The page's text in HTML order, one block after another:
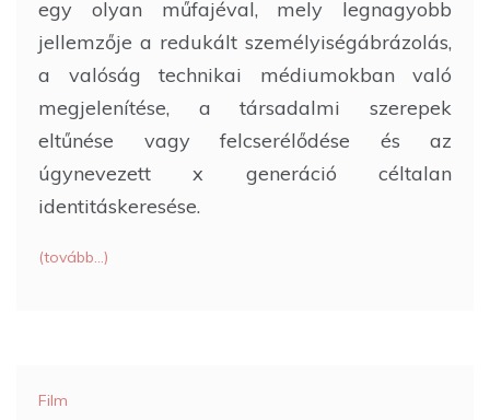
egy olyan műfajéval, mely legnagyobb
jellemzője a redukált személyiségábrázolás,
a valóság technikai médiumokban való
megjelenítése, a társadalmi szerepek
eltűnése vagy felcserélődése és az
úgynevezett x generáció céltalan
identitáskeresése.
(tovább…)
Film